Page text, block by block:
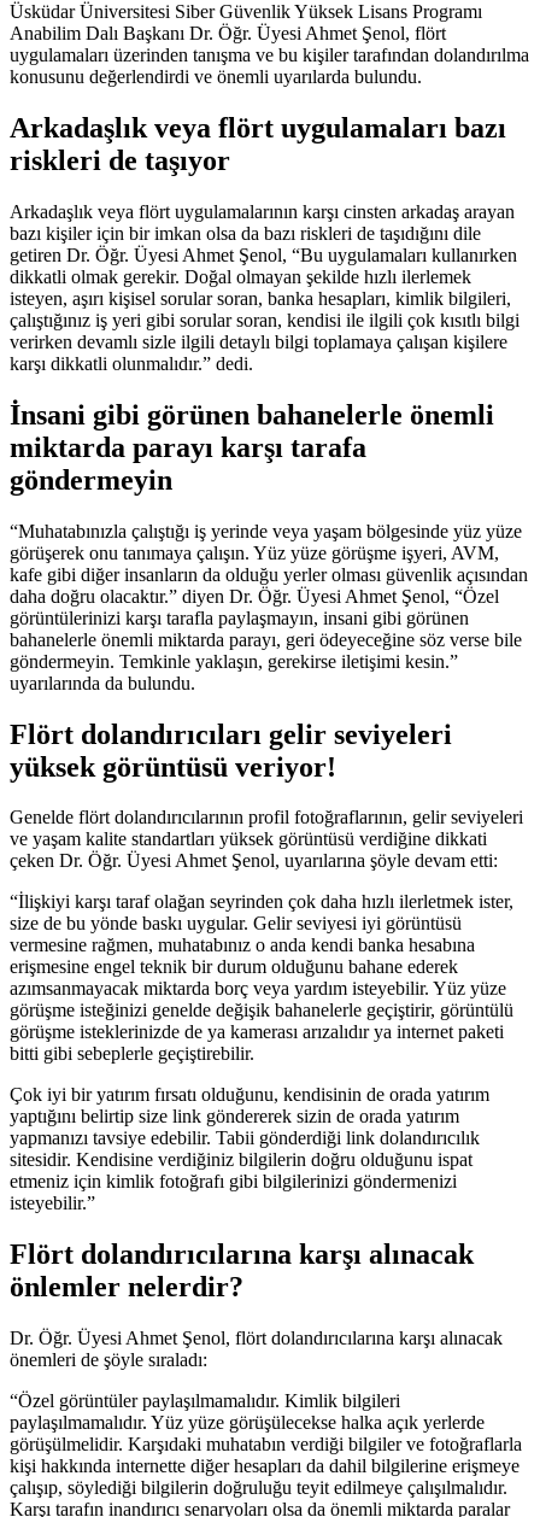
Üsküdar Üniversitesi Siber Güvenlik Yüksek Lisans Programı
Anabilim Dalı Başkanı Dr. Öğr. Üyesi Ahmet Şenol, flört
uygulamaları üzerinden tanışma ve bu kişiler tarafından dolandırılma
konusunu değerlendirdi ve önemli uyarılarda bulundu.
Arkadaşlık veya flört uygulamaları bazı
riskleri de taşıyor
Arkadaşlık veya flört uygulamalarının karşı cinsten arkadaş arayan
bazı kişiler için bir imkan olsa da bazı riskleri de taşıdığını dile
getiren Dr. Öğr. Üyesi Ahmet Şenol, “Bu uygulamaları kullanırken
dikkatli olmak gerekir. Doğal olmayan şekilde hızlı ilerlemek
isteyen, aşırı kişisel sorular soran, banka hesapları, kimlik bilgileri,
çalıştığınız iş yeri gibi sorular soran, kendisi ile ilgili çok kısıtlı bilgi
verirken devamlı sizle ilgili detaylı bilgi toplamaya çalışan kişilere
karşı dikkatli olunmalıdır.” dedi.
İnsani gibi görünen bahanelerle önemli
miktarda parayı karşı tarafa
göndermeyin
“Muhatabınızla çalıştığı iş yerinde veya yaşam bölgesinde yüz yüze
görüşerek onu tanımaya çalışın. Yüz yüze görüşme işyeri, AVM,
kafe gibi diğer insanların da olduğu yerler olması güvenlik açısından
daha doğru olacaktır.” diyen Dr. Öğr. Üyesi Ahmet Şenol, “Özel
görüntülerinizi karşı tarafla paylaşmayın, insani gibi görünen
bahanelerle önemli miktarda parayı, geri ödeyeceğine söz verse bile
göndermeyin. Temkinle yaklaşın, gerekirse iletişimi kesin.”
uyarılarında da bulundu.
Flört dolandırıcıları gelir seviyeleri
yüksek görüntüsü veriyor!
Genelde flört dolandırıcılarının profil fotoğraflarının, gelir seviyeleri
ve yaşam kalite standartları yüksek görüntüsü verdiğine dikkati
çeken Dr. Öğr. Üyesi Ahmet Şenol, uyarılarına şöyle devam etti:
“İlişkiyi karşı taraf olağan seyrinden çok daha hızlı ilerletmek ister,
size de bu yönde baskı uygular. Gelir seviyesi iyi görüntüsü
vermesine rağmen, muhatabınız o anda kendi banka hesabına
erişmesine engel teknik bir durum olduğunu bahane ederek
azımsanmayacak miktarda borç veya yardım isteyebilir. Yüz yüze
görüşme isteğinizi genelde değişik bahanelerle geçiştirir, görüntülü
görüşme isteklerinizde de ya kamerası arızalıdır ya internet paketi
bitti gibi sebeplerle geçiştirebilir.
Çok iyi bir yatırım fırsatı olduğunu, kendisinin de orada yatırım
yaptığını belirtip size link göndererek sizin de orada yatırım
yapmanızı tavsiye edebilir. Tabii gönderdiği link dolandırıcılık
sitesidir. Kendisine verdiğiniz bilgilerin doğru olduğunu ispat
etmeniz için kimlik fotoğrafı gibi bilgilerinizi göndermenizi
isteyebilir.”
Flört dolandırıcılarına karşı alınacak
önlemler nelerdir?
Dr. Öğr. Üyesi Ahmet Şenol, flört dolandırıcılarına karşı alınacak
önemleri de şöyle sıraladı:
“Özel görüntüler paylaşılmamalıdır. Kimlik bilgileri
paylaşılmamalıdır. Yüz yüze görüşülecekse halka açık yerlerde
görüşülmelidir. Karşıdaki muhatabın verdiği bilgiler ve fotoğraflarla
kişi hakkında internette diğer hesapları da dahil bilgilerine erişmeye
çalışıp, söylediği bilgilerin doğruluğu teyit edilmeye çalışılmalıdır.
Karşı tarafın inandırıcı senaryoları olsa da önemli miktarda paralar